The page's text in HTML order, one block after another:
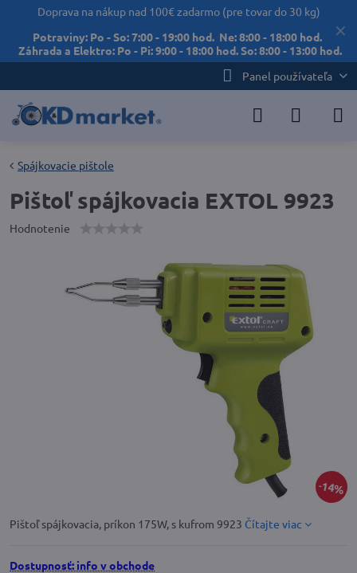
✕
Doprava na nákup nad 100€ zadarmo (pre tovar do 30 kg)
Potraviny: Po - So: 7:00 - 19:00 hod. Ne: 8:00 - 18:00 hod.
Záhrada a Elektro: Po - Pi: 9:00 - 18:00 hod. So: 8:00 - 13:00 hod.
Panel používateľa
14%
Spájkovacie pištole
Pištoľ spájkovacia EXTOL 9923
Hodnotenie
Pištoľ spájkovacia, príkon 175W, s kufrom 9923 Čítajte viac
Dostupnosť: info v obchode